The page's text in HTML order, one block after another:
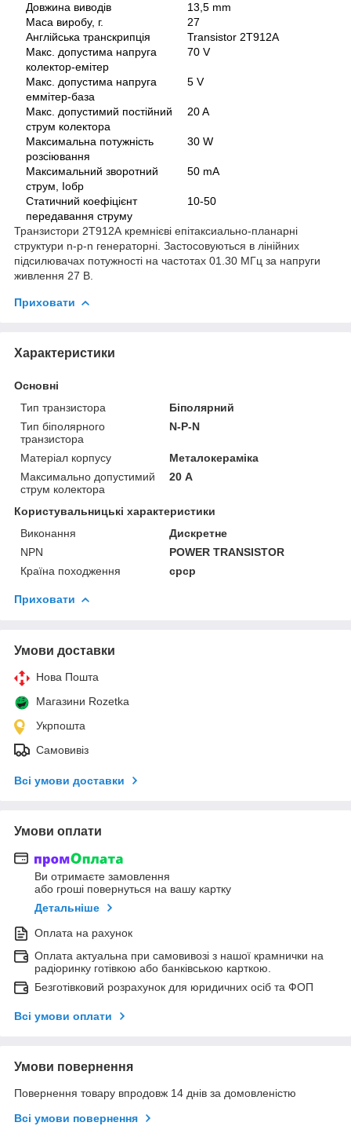
Довжина виводів
13,5 mm
Маса виробу, г.
27
Англійська транскрипція
Transistor 2T912A
Макс. допустима напруга
колектор-емітер
70 V
Макс. допустима напруга
еммітер-база
5 V
Макс. допустимий постійний
струм колектора
20 A
Максимальна потужність
розсіювання
30 W
Максимальний зворотний
струм, Iобр
50 mA
Статичний коефіцієнт
передавання струму
10-50
Транзистори 2Т912А кремнієві епітаксиально-планарні
структури n-p-n генераторні. Застосовуються в лінійних
підсилювачах потужності на частотах 01.30 МГц за напруги
живлення 27 В.
Приховати
Характеристики
Основні
Тип транзистора
Біполярний
Тип біполярного
транзистора
N-P-N
Матеріал корпусу
Металокераміка
Максимально допустимий
струм колектора
20 А
Користувальницькі характеристики
Виконання
Дискретне
NPN
POWER TRANSISTOR
Країна походження
срср
Приховати
Умови доставки
Нова Пошта
Магазини Rozetka
Укрпошта
Самовивіз
Всі умови доставки
Умови оплати
Ви отримаєте замовлення
або гроші повернуться на вашу картку
Детальніше
Оплата на рахунок
Оплата актуальна при самовивозі з нашої крамнички на
радіоринку готівкою або банківською карткою.
Безготівковий розрахунок для юридичних осіб та ФОП
Всі умови оплати
Умови повернення
Повернення товару впродовж 14 днів за домовленістю
Всі умови повернення